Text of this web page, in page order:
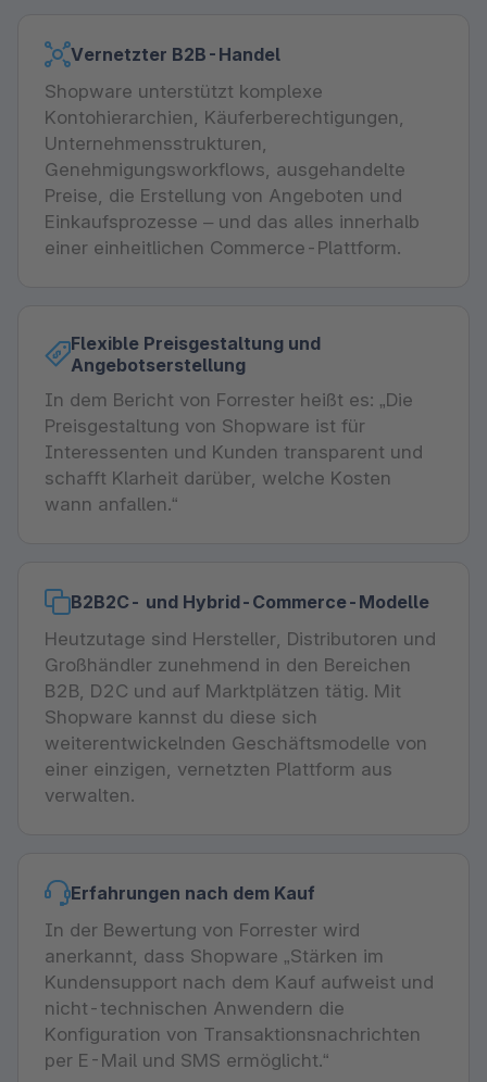
Vernetzter B2B-Handel
Shopware unterstützt komplexe
Kontohierarchien, Käuferberechtigungen,
Unternehmensstrukturen,
Genehmigungsworkflows, ausgehandelte
Preise, die Erstellung von Angeboten und
Einkaufsprozesse – und das alles innerhalb
einer einheitlichen Commerce-Plattform.
Flexible Preisgestaltung und
Angebotserstellung
In dem Bericht von Forrester heißt es: „Die
Preisgestaltung von Shopware ist für
Interessenten und Kunden transparent und
schafft Klarheit darüber, welche Kosten
wann anfallen.“
B2B2C- und Hybrid-Commerce-Modelle
Heutzutage sind Hersteller, Distributoren und
Großhändler zunehmend in den Bereichen
B2B, D2C und auf Marktplätzen tätig. Mit
Shopware kannst du diese sich
weiterentwickelnden Geschäftsmodelle von
einer einzigen, vernetzten Plattform aus
verwalten.
Erfahrungen nach dem Kauf
In der Bewertung von Forrester wird
anerkannt, dass Shopware „Stärken im
Kundensupport nach dem Kauf aufweist und
nicht-technischen Anwendern die
Konfiguration von Transaktionsnachrichten
per E-Mail und SMS ermöglicht.“